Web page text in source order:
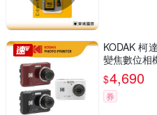
KODAK 柯
變焦數位相
$4,690
券